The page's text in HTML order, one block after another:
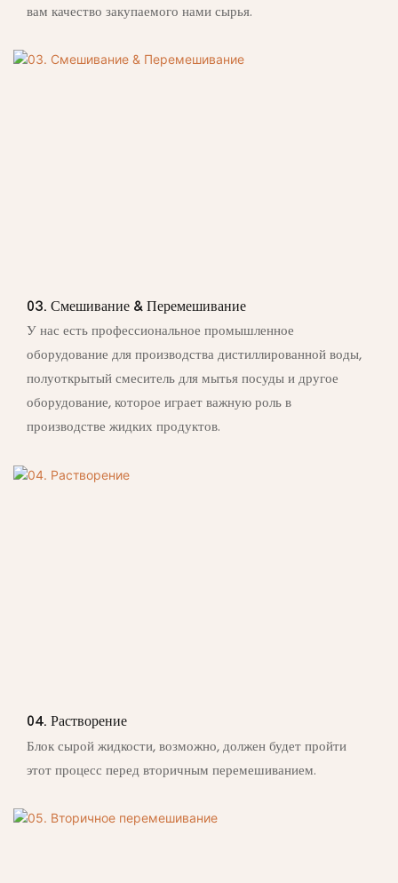
вам качество закупаемого нами сырья.
03. Смешивание & Перемешивание
У нас есть профессиональное промышленное
оборудование для производства дистиллированной воды,
полуоткрытый смеситель для мытья посуды и другое
оборудование, которое играет важную роль в
производстве жидких продуктов.
04. Растворение
Блок сырой жидкости, возможно, должен будет пройти
этот процесс перед вторичным перемешиванием.